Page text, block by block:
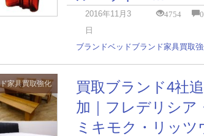
2016年11月3
日
4754 0
ブランドベッドブランド家具買取
家具買取強化
買取ブランド4社追
加｜フレデリシア
ミキモク・リッツ